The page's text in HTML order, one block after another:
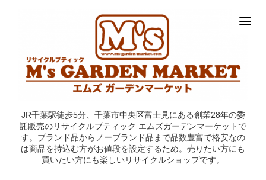
JR千葉駅徒歩5分、千葉市中央区富士見にある創業28年の委
託販売のリサイクルブティック エムズガーデンマーケットで
す。ブランド品からノーブランド品まで品数豊富で格安なの
は商品を持込む方がお値段を設定するため。売りたい方にも
買いたい方にも楽しいリサイクルショップです。